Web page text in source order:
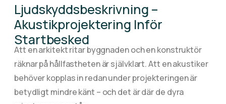
Ljudskyddsbeskrivning –
Akustikprojektering Inför
Startbesked
Att en arkitekt ritar byggnaden och en konstruktör
räknar på hållfastheten är självklart. Att en akustiker
behöver kopplas in redan under projekteringen är
betydligt mindre känt – och det är där de dyra